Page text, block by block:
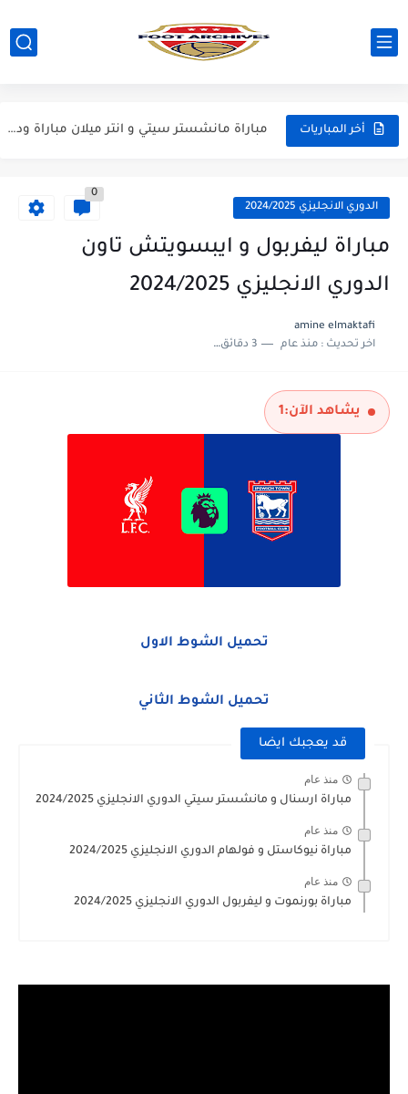
أخر المباريات
مباراة ارسنال و جيرونا مباراة ودية 2026
مباراة سيلتيك و ميلان مباراة ودية 2026
الدوري الانجليزي 2024/2025
0
مباراة ليفربول و ايبسويتش تاون
الدوري الانجليزي 2024/2025
amine elmaktafi
اخر تحديث :منذ عام 3 دقائق للقراءة
يشاهد الآن:1
تحميل الشوط الاول
تحميل الشوط الثاني
قد يعجبك ايضا
منذ عام
مباراة ارسنال و مانشستر سيتي الدوري الانجليزي 2024/2025
منذ عام
مباراة نيوكاستل و فولهام الدوري الانجليزي 2024/2025
منذ عام
مباراة بورنموت و ليفربول الدوري الانجليزي 2024/2025